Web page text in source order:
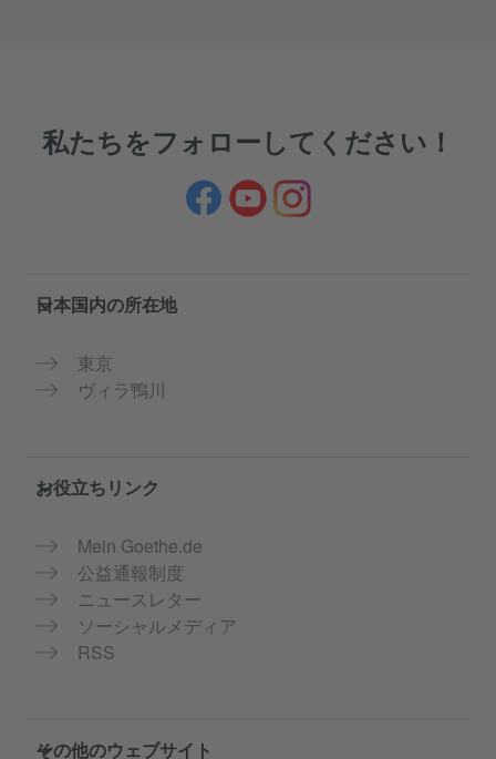
私たちをフォローしてください！
Service- und Informationsbereich
日本国内の所在地
東京
ヴィラ鴨川
お役立ちリンク
Mein Goethe.de
公益通報制度
ニュースレター
ソーシャルメディア
RSS
その他のウェブサイト